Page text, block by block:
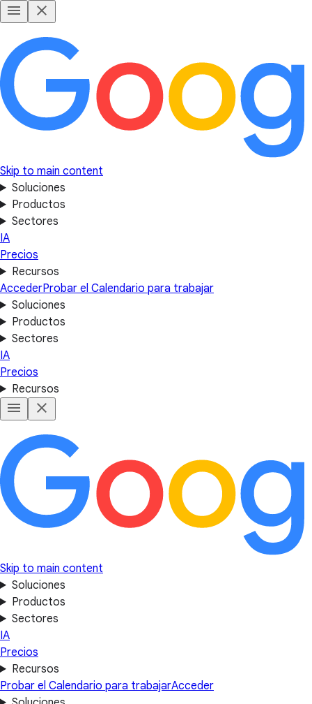
Skip to main content
Soluciones
Productos
Sectores
IA
Precios
Recursos
AccederProbar el Calendario para trabajar
Soluciones
Productos
Sectores
IA
Precios
Recursos
Skip to main content
Soluciones
Productos
Sectores
IA
Precios
Recursos
Probar el Calendario para trabajarAcceder